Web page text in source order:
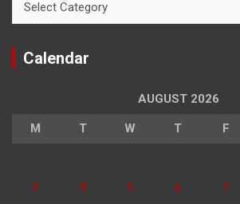
Calendar
AUGUST 2026
M T W T F
3 4 5 6 7